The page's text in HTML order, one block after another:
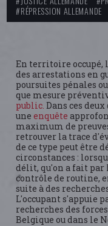
#RÉPRESSION ALLEMANDE
En territoire occupé,
des arrestations en
poursuites pénales
que mesure
public. Dans ces
uneenquête
maximum de
retrouver la trace
de ce type peut être
circonstances :
délit, qu'on a fait par
contrôle de routine,
suite à des
L'occupant s'appuie
recherches des
Belgique ou dans le